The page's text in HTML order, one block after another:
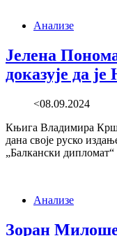
Анализе
Јелена
доказује да
<08.09.2024
Књига Владимира
дана своје руско
„Балкански
Анализе
Зоран